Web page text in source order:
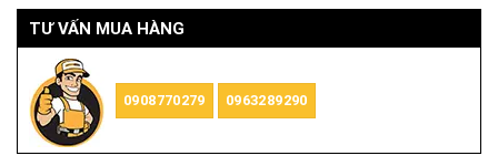
TƯ VẤN MUA HÀNG
0908770279 0963289290